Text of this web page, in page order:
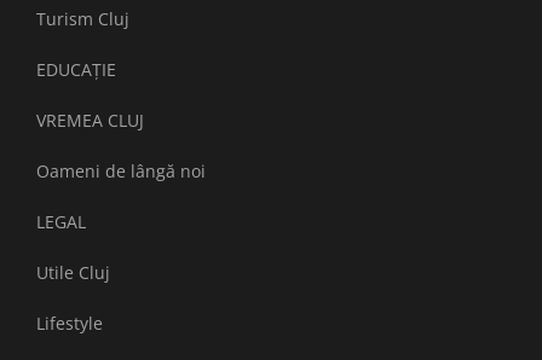
Turism Cluj
EDUCAȚIE
VREMEA CLUJ
Oameni de lângă noi
LEGAL
Utile Cluj
Lifestyle